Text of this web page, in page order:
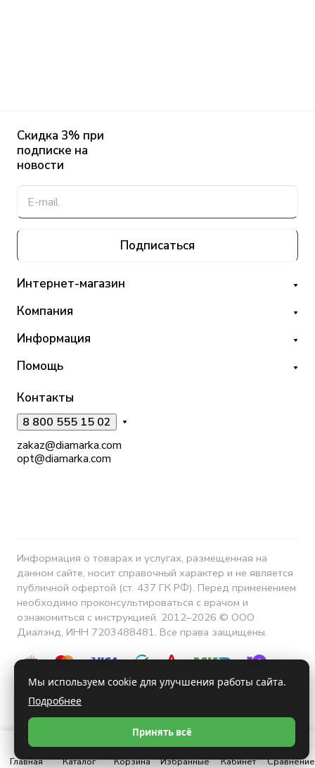
Скидка 3% при
подписке на
новости
Подписаться
Интернет-магазин
Компания
Информация
Помощь
Контакты
8 800 555 15 02
zakaz@diamarka.com
opt@diamarka.com
Информация о товарах и услугах, размещенная на
данном сайте, носит справочный характер и не является
публичной офертой (ст. 437 ГК РФ). Перед применением
необходимо проконсультироваться с врачом и
ознакомиться с инструкцией. 2012–2026 © ООО
Диалэнд, ИНН 7203488481. Все права защищены.
Конфиденциальность
Главная Каталог Корзина Избранные Кабинет Сравнение
Мы используем cookie для улучшения работы сайта.
Подробнее
Принять всё